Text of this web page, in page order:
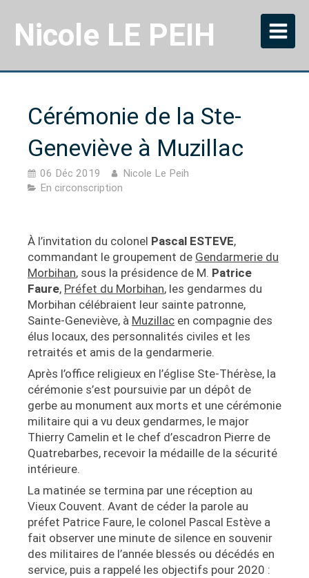
Nicole LE PEIH
Cérémonie de la Ste-
Geneviève à Muzillac
06 Déc 2019
Nicole Le Peih
En circonscription
À l’invitation du colonel Pascal ESTEVE,
commandant le groupement de Gendarmerie du
Morbihan, sous la présidence de M. Patrice
Faure, Préfet du Morbihan, les gendarmes du
Morbihan célébraient leur sainte patronne,
Sainte-Geneviève, à Muzillac en compagnie des
élus locaux, des personnalités civiles et les
retraités et amis de la gendarmerie.
Après l’office religieux en l’église Ste-Thérèse, la
cérémonie s’est poursuivie par un dépôt de
gerbe au monument aux morts et une cérémonie
militaire qui a vu deux gendarmes, le major
Thierry Camelin et le chef d’escadron Pierre de
Quatrebarbes, recevoir la médaille de la sécurité
intérieure.
La matinée se termina par une réception au
Vieux Couvent. Avant de céder la parole au
préfet Patrice Faure, le colonel Pascal Estève a
fait observer une minute de silence en souvenir
des militaires de l’année blessés ou décédés en
service, puis a rappelé les objectifs pour 2020 :